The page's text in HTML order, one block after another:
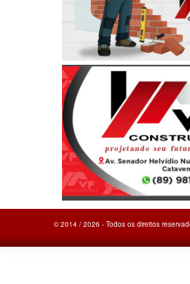
© 2014 / 2026 - Todos os direitos